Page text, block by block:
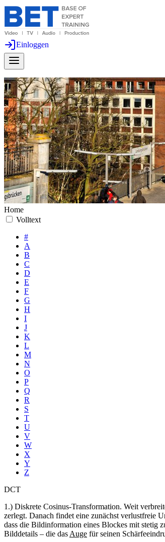
Einloggen
Home
Volltext
#
A
B
C
D
E
F
G
H
I
J
K
L
M
N
O
P
Q
R
S
T
U
V
W
X
Y
Z
DCT
1.) Diskrete Cosinus-Transformation. Weit
zerlegt. Danach findet eine zunächst verlustfreie
dass die Bildinformation eines Blockes mit stetig
Bilddetails – die das Auge für seinen